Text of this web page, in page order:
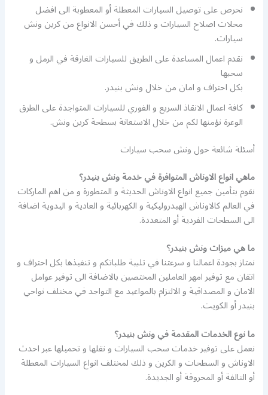
نحرص على توصيل السيارات المعطلة أو المعطوبة الى افضل
محلات اصلاح السيارات و ذلك في أحسن الانواع من كرين ونش
سيارات.
نقدم اعمال المساعدة على الطريق للسيارات الغارقة في الرمل و
سحبها
بكل احتراف و امان من خلال ونش بنيدر.
كافة اعمال الانقاذ السريع و الفوري للسيارات المتواجدة على الطرق
الوعرة نؤمنها لكم من خلال الاستعانة بسطحة كرين ونش.
أسئلة شائعة حول ونش سحب سيارات
ماهي انواع الاوناش المتوافرة في خدمة ونش بنيدر؟
نقوم بتأمين جميع انواع الاوناش الحديثة و المتطورة و من اهم الماركات
في العالم كالاوناش الهيدروليكية و الكهربائية و العادية و اليدوية اضافة
الى السطحات الفردية أو المتعددة.
ما هي ميزات ونش بنيدر؟
نمتاز بجودة اعمالنا و سرعتنا في تلبية طلباتكم و تنفيذها بكل احتراف و
اتقان مع توفير امهر العاملين المختصين بالاضافة الى توفير عوامل
الامان و المصداقية و الالتزام بالمواعيد مع التواجد في مختلف نواحي
بنيدر أو الكويت.
ما نوع الخدمات المقدمة في ونش بنيدر؟
نعمل على توفير خدمات سحب السيارات و نقلها و تحميلها عبر احدث
الاوناش و السطحات و الكرين و ذلك لمختلف انواع السيارات المعطلة
أو التالفة أو المحروقة أو الجديدة.